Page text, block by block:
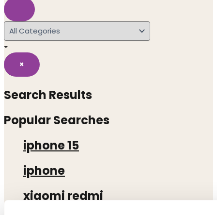
×
Search Results
Popular Searches
iphone 15
iphone
xiaomi redmi